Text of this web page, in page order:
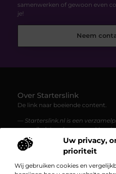
Uw privacy,
prioriteit
Wij gebruiken cookies en
samenwerken of gewoon even
je!
Neem
Over Starterslink
De link naar boeiende content.
— Starterslink.nl is een
over allerlei onderwerpen. Voor
ontdekt en geïnspireerd wordt.
Bericht categorie